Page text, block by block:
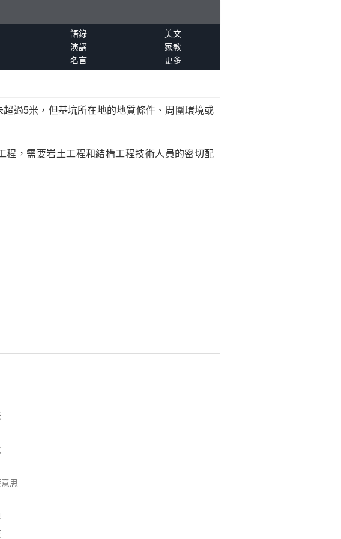
語錄
美文
演講
家教
名言 更多
過5米，但基坑所在地的地質條件、周圍環境或
，需要岩土工程和結構工程技術人員的密切配
思